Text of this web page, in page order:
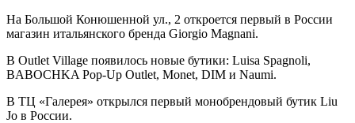
На Большой Конюшенной ул., 2 откроется первый в России
магазин итальянского бренда Giorgio Magnani.
В Outlet Village появилось новые бутики: Luisa Spagnoli,
BABOCHKA Pop-Up Outlet, Monet, DIM и Naumi.
В ТЦ «Галерея» открылся первый монобрендовый бутик Liu
Jo в России.